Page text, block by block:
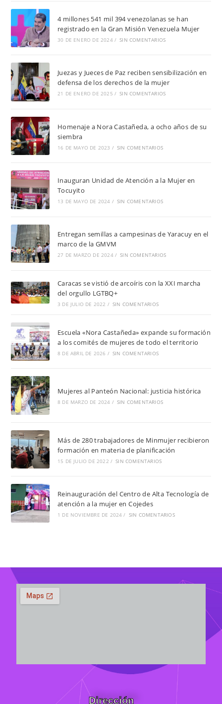
4 millones 541 mil 394 venezolanas se han
registrado en la Gran Misión Venezuela Mujer
30 DE ENERO DE 2024 / SIN COMENTARIOS
Juezas y Jueces de Paz reciben sensibilización en
defensa de los derechos de la mujer
21 DE ENERO DE 2025 / SIN COMENTARIOS
Homenaje a Nora Castañeda, a ocho años de su
siembra
16 DE MAYO DE 2023 / SIN COMENTARIOS
Inauguran Unidad de Atención a la Mujer en
Tocuyito
13 DE MAYO DE 2024 / SIN COMENTARIOS
Entregan semillas a campesinas de Yaracuy en el
marco de la GMVM
27 DE MARZO DE 2024 / SIN COMENTARIOS
Caracas se vistió de arcoíris con la XXI marcha
del orgullo LGTBQ+
3 DE JULIO DE 2022 / SIN COMENTARIOS
Escuela «Nora Castañeda» expande su formación
a los comités de mujeres de todo el territorio
8 DE ABRIL DE 2026 / SIN COMENTARIOS
Mujeres al Panteón Nacional: justicia histórica
8 DE MARZO DE 2024 / SIN COMENTARIOS
Más de 280 trabajadores de Minmujer recibieron
formación en materia de planificación
15 DE JULIO DE 2022 / SIN COMENTARIOS
Reinauguración del Centro de Alta Tecnología de
atención a la mujer en Cojedes
1 DE NOVIEMBRE DE 2024 / SIN COMENTARIOS
Dirección